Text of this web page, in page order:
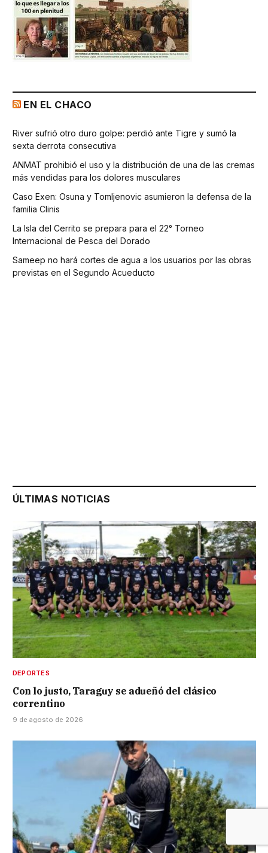
EN EL CHACO
River sufrió otro duro golpe: perdió ante Tigre y sumó la
sexta derrota consecutiva
ANMAT prohibió el uso y la distribución de una de las cremas
más vendidas para los dolores musculares
Caso Exen: Osuna y Tomljenovic asumieron la defensa de la
familia Clinis
La Isla del Cerrito se prepara para el 22° Torneo
Internacional de Pesca del Dorado
Sameep no hará cortes de agua a los usuarios por las obras
previstas en el Segundo Acueducto
ÚLTIMAS NOTICIAS
DEPORTES
Con lo justo, Taraguy se adueñó del clásico
correntino
9 de agosto de 2026